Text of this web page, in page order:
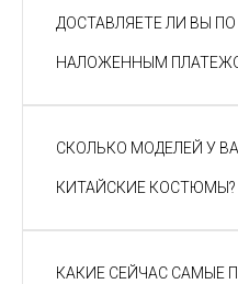
ДОСТАВЛЯЕТЕ ЛИ ВЫ
НАЛОЖЕННЫМ
СКОЛЬКО МОДЕЛЕЙ У
КИТАЙСКИЕ КОСТЮМЫ?
КАКИЕ СЕЙЧАС САМЫЕ